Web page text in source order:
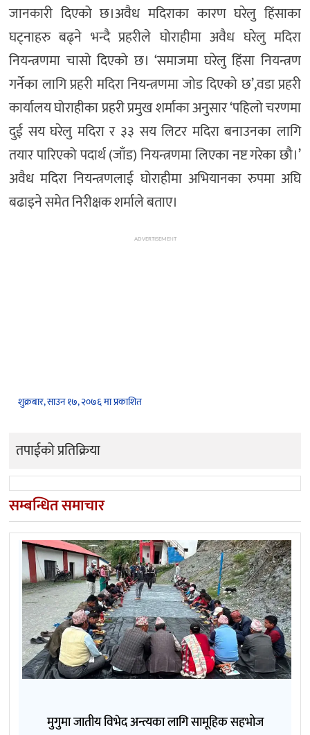
जानकारी दिएको छ।अवैध मदिराका कारण घरेलु हिंसाका
घट्नाहरु बढ्ने भन्दै प्रहरीले घोराहीमा अवैध घरेलु मदिरा
नियन्त्रणमा चासो दिएको छ। ‘समाजमा घरेलु हिंसा नियन्त्रण
गर्नेका लागि प्रहरी मदिरा नियन्त्रणमा जोड दिएको छ’,वडा प्रहरी
कार्यालय घोराहीका प्रहरी प्रमुख शर्माका अनुसार ‘पहिलो चरणमा
दुई सय घरेलु मदिरा र ३३ सय लिटर मदिरा बनाउनका लागि
तयार पारिएको पदार्थ (जाँड) नियन्त्रणमा लिएका नष्ट गरेका छौ।’
अवैध मदिरा नियन्त्रणलाई घोराहीमा अभियानका रुपमा अघि
बढाइने समेत निरीक्षक शर्माले बताए।
ADVERTISEMENT
शुक्रबार, साउन १७, २०७६ मा प्रकाशित
तपाईको प्रतिक्रिया
सम्बन्धित समाचार
मुगुमा जातीय विभेद अन्त्यका लागि सामूहिक सहभोज